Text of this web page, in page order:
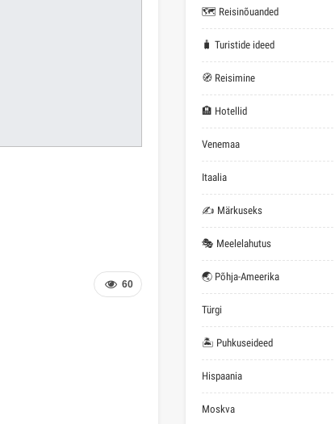
60
🗺 Reisinõuanded
🧳 Turistide ideed
🧭 Reisimine
🏨 Hotellid
Venemaa
Itaalia
✍ Märkuseks
🎭 Meelelahutus
🌏 Põhja-Ameerika
Türgi
🏝 Puhkuseideed
Hispaania
Moskva